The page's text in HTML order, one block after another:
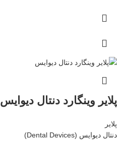
پلایر وینگارد دنتال دیوایس
پلایر
دنتال دیوایس (Dental Devices)